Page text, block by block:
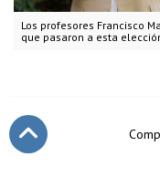
Los profesores Francisco
que pasaron a esta